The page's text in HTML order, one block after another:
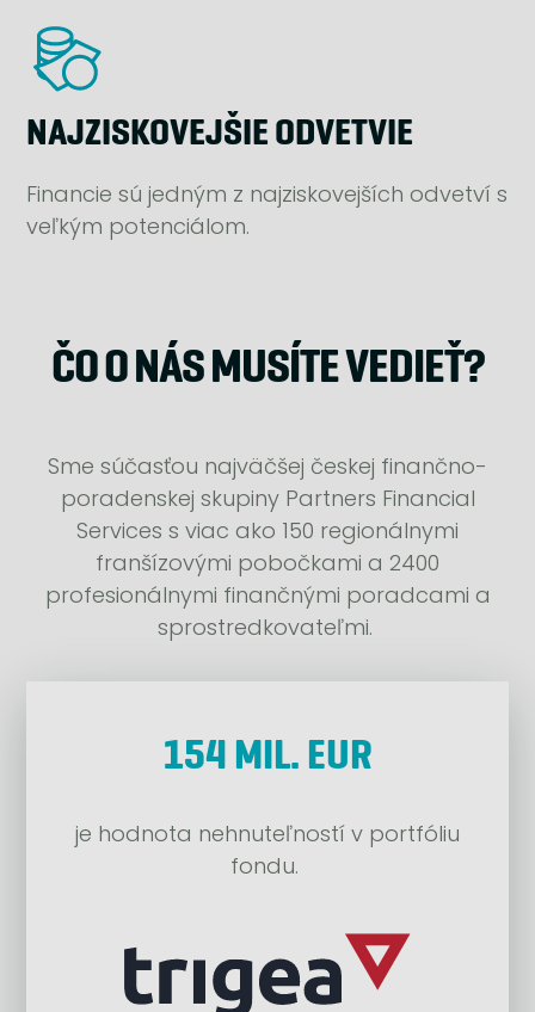
NAJZISKOVEJŠIE ODVETVIE
Financie sú jedným z najziskovejších odvetví s
veľkým potenciálom.
ČO O NÁS MUSÍTE VEDIEŤ?
Sme súčasťou najväčšej českej finančno-
poradenskej skupiny Partners Financial
Services s viac ako 150 regionálnymi
franšízovými pobočkami a 2400
profesionálnymi finančnými poradcami a
sprostredkovateľmi.
154 MIL. EUR
je hodnota nehnuteľností v portfóliu
fondu.